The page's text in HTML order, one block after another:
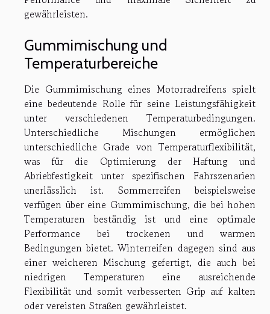
gewährleisten.
Gummimischung und
Temperaturbereiche
Die Gummimischung eines Motorradreifens spielt
eine bedeutende Rolle für seine Leistungsfähigkeit
unter verschiedenen Temperaturbedingungen.
Unterschiedliche Mischungen ermöglichen
unterschiedliche Grade von Temperaturflexibilität,
was für die Optimierung der Haftung und
Abriebfestigkeit unter spezifischen Fahrszenarien
unerlässlich ist. Sommerreifen beispielsweise
verfügen über eine Gummimischung, die bei hohen
Temperaturen beständig ist und eine optimale
Performance bei trockenen und warmen
Bedingungen bietet. Winterreifen dagegen sind aus
einer weicheren Mischung gefertigt, die auch bei
niedrigen Temperaturen eine ausreichende
Flexibilität und somit verbesserten Grip auf kalten
oder vereisten Straßen gewährleistet.